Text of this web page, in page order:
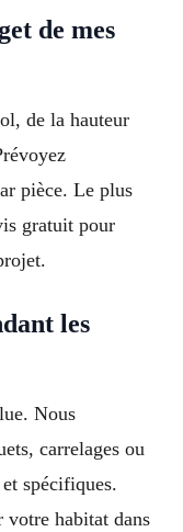
de mes
de la hauteur
pièce. Le plus
gratuit pour
les
Nous
carrelages ou
et spécifiques.
votre habitat dans